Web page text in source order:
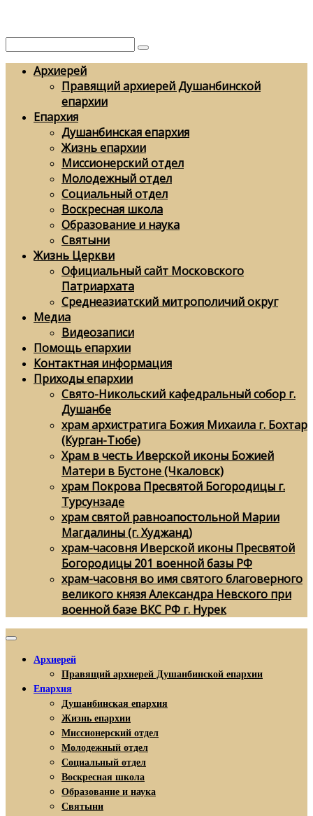
Архиерей
Правящий архиерей Душанбинской
епархии
Епархия
Душанбинская епархия
Жизнь епархии
Миссионерский отдел
Молодежный отдел
Социальный отдел
Воскресная школа
Образование и наука
Святыни
Жизнь Церкви
Официальный сайт Московского
Патриархата
Среднеазиатский митрополичий округ
Медиа
Видеозаписи
Помощь епархии
Контактная информация
Приходы епархии
Свято-Никольский кафедральный собор г.
Душанбе
храм архистратига Божия Михаила г. Бохтар
(Курган-Тюбе)
Храм в честь Иверской иконы Божией
Матери в Бустоне (Чкаловск)
храм Покрова Пресвятой Богородицы г.
Турсунзаде
храм святой равноапостольной Марии
Магдалины (г. Худжанд)
храм-часовня Иверской иконы Пресвятой
Богородицы 201 военной базы РФ
храм-часовня во имя святого благоверного
великого князя Александра Невского при
военной базе ВКС РФ г. Нурек
Архиерей
Правящий архиерей Душанбинской епархии
Епархия
Душанбинская епархия
Жизнь епархии
Миссионерский отдел
Молодежный отдел
Социальный отдел
Воскресная школа
Образование и наука
Святыни